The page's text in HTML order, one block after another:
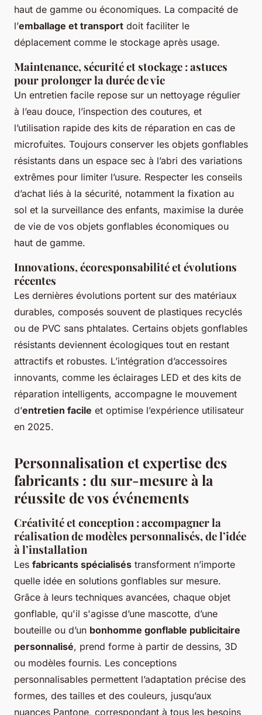
haut de gamme ou économiques. La compacité de
l’emballage et transport doit faciliter le
déplacement comme le stockage après usage.
Maintenance, sécurité et stockage : astuces
pour prolonger la durée de vie
Un entretien facile repose sur un nettoyage régulier
à l’eau douce, l’inspection des coutures, et
l’utilisation rapide des kits de réparation en cas de
microfuites. Toujours conserver les objets gonflables
résistants dans un espace sec à l’abri des variations
extrêmes pour limiter l’usure. Respecter les conseils
d’achat liés à la sécurité, notamment la fixation au
sol et la surveillance des enfants, maximise la durée
de vie de vos objets gonflables économiques ou
haut de gamme.
Innovations, écoresponsabilité et évolutions
récentes
Les dernières évolutions portent sur des matériaux
durables, composés souvent de plastiques recyclés
ou de PVC sans phtalates. Certains objets gonflables
résistants deviennent écologiques tout en restant
attractifs et robustes. L’intégration d’accessoires
innovants, comme les éclairages LED et des kits de
réparation intelligents, accompagne le mouvement
d’entretien facile et optimise l’expérience utilisateur
en 2025.
Personnalisation et expertise des
fabricants : du sur-mesure à la
réussite de vos événements
Créativité et conception : accompagner la
réalisation de modèles personnalisés, de l’idée
à l’installation
Les fabricants spécialisés transforment n’importe
quelle idée en solutions gonflables sur mesure.
Grâce à leurs techniques avancées, chaque objet
gonflable, qu'il s'agisse d’une mascotte, d’une
bouteille ou d’un bonhomme gonflable publicitaire
personnalisé, prend forme à partir de dessins, 3D
ou modèles fournis. Les conceptions
personnalisables permettent l’adaptation précise des
formes, des tailles et des couleurs, jusqu’aux
nuances Pantone, correspondant à tous les besoins